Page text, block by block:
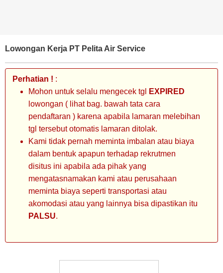
Lowongan Kerja PT Pelita Air Service
Perhatian ! :
Mohon untuk selalu mengecek tgl
EXPIRED
lowongan ( lihat bag. bawah tata cara
pendaftaran ) karena apabila lamaran melebihan
tgl tersebut otomatis lamaran ditolak.
Kami tidak pernah meminta imbalan atau biaya
dalam bentuk apapun terhadap rekrutmen
disitus ini apabila ada pihak yang
mengatasnamakan kami atau perusahaan
meminta biaya seperti transportasi atau
akomodasi atau yang lainnya bisa dipastikan itu
PALSU.